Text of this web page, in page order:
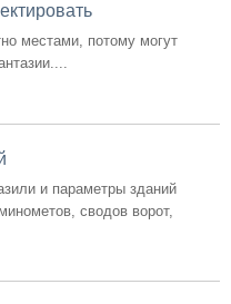
местами, потому могут
и параметры зданий
сводов ворот,